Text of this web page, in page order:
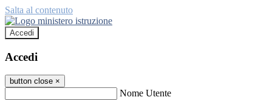
Salta al contenuto
Accedi
Accedi
button close ×
Nome Utente